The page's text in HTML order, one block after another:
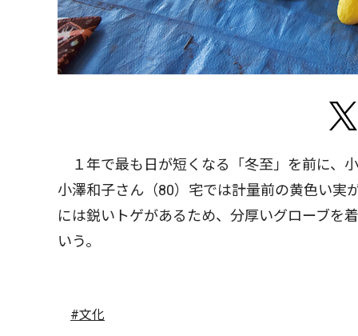
１年で最も日が短くなる「冬至」を前に、
小澤和子さん（80）宅では計量前の黄色い実
には鋭いトゲがあるため、分厚いグローブを
いう。
#文化